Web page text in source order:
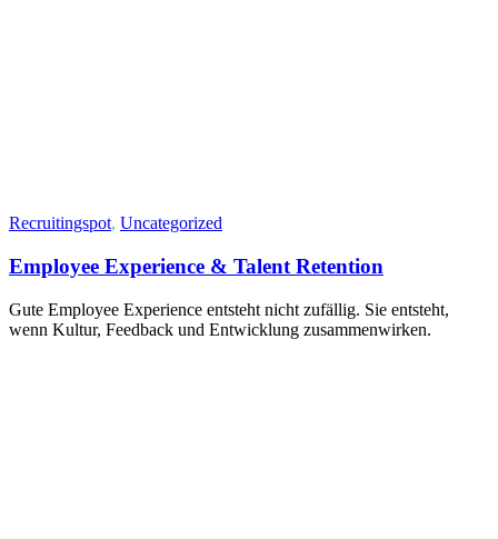
Recruitingspot, Uncategorized
Employee Experience & Talent Retention
Gute Employee Experience entsteht nicht zufällig. Sie entsteht,
wenn Kultur, Feedback und Entwicklung zusammenwirken.